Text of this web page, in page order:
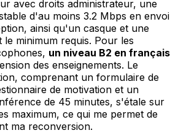
avec droits administrateur, une
d'au moins 3.2 Mbps en envoi
ainsi qu'un casque et une
minimum requis. Pour les
un niveau B2 en français
des enseignements. Le
comprenant un formulaire de
de motivation et un
de 45 minutes, s'étale sur
maximum, ce qui me permet de
ma reconversion.